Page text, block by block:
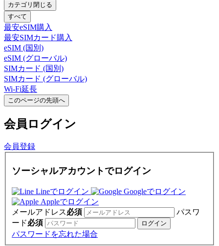
カテゴリ閉じる
すべて
最安eSIM購入
最安SIMカード購入
eSIM (国別)
eSIM (グローバル)
SIMカード (国別)
SIMカード (グローバル)
Wi-Fi延長
このページの先頭へ
会員 ログイン
会員登録
ソーシャルアカウントでログイン
Lineでログイン
Googleでログイン
Appleでログイン
メールアドレス必須
パスワ
ード必須
パスワードを忘れた場合